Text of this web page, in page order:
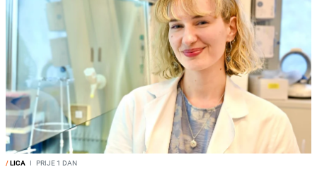
/LICA I PRIJE 1 DAN